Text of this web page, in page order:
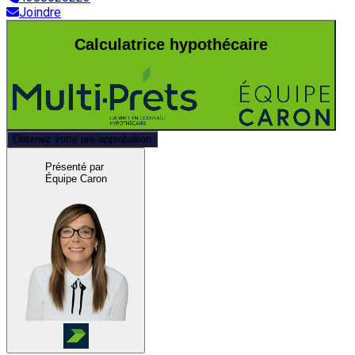
Joindre
Calculatrice hypothécaire
Obtenez votre pré-approbation
Présenté par
Équipe Caron